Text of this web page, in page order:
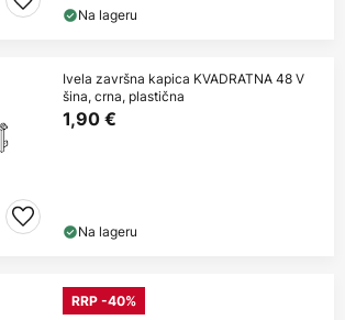
Na lageru
Ivela završna kapica KVADRATNA 48 V
šina, crna, plastična
1,90 €
Na lageru
RRP -40%